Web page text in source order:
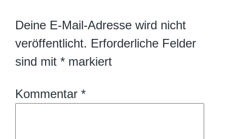
Deine E-Mail-Adresse wird nicht
veröffentlicht. Erforderliche Felder
sind mit * markiert
Kommentar *